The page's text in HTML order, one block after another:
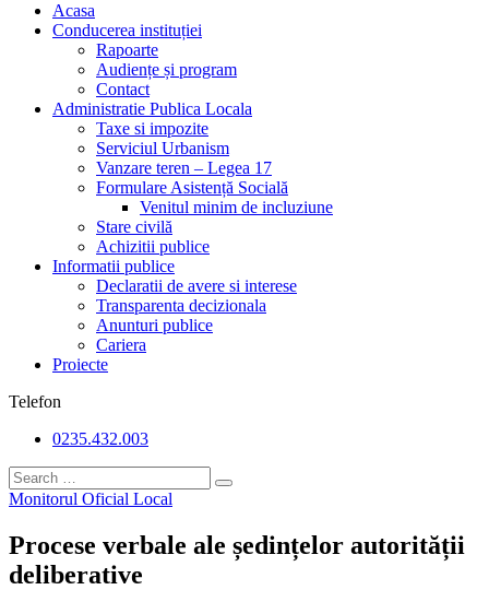
Acasa
Conducerea instituției
Rapoarte
Audiențe și program
Contact
Administratie Publica Locala
Taxe si impozite
Serviciul Urbanism
Vanzare teren – Legea 17
Formulare Asistență Socială
Venitul minim de incluziune
Stare civilă
Achizitii publice
Informatii publice
Declaratii de avere si interese
Transparenta decizionala
Anunturi publice
Cariera
Proiecte
Telefon
0235.432.003
Monitorul Oficial Local
Procese verbale ale ședințelor autorității
deliberative